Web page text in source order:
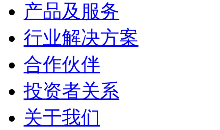
产品及服务
行业解决方案
合作伙伴
投资者关系
关于我们